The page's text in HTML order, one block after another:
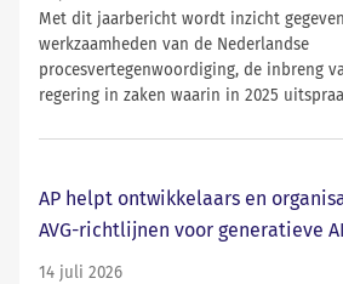
Met dit jaarbericht wordt inzicht
werkzaamheden van de Nederlandse
procesvertegenwoordiging, de inbreng
regering in zaken waarin in 2025
AP helpt ontwikkelaars en
AVG-richtlijnen voor generatieve AI
14 juli 2026